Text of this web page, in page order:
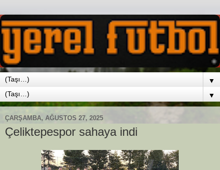
▼
▼
ÇARŞAMBA, AĞUSTOS 27, 2025
Çeliktepespor sahaya indi